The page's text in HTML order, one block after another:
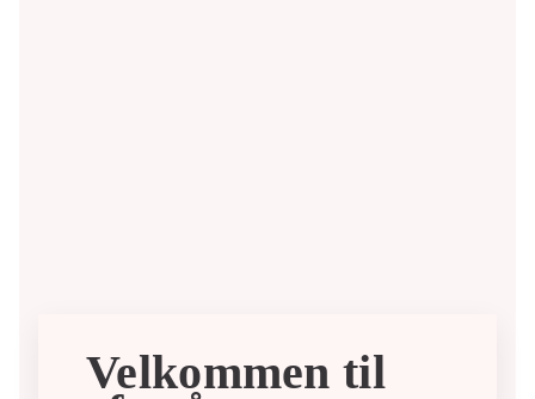
GENBRUGSBUTIKKER
Velkommen til